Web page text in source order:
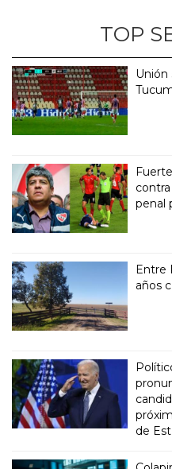
TOP
Unión
contra
penal
Entre
años
de